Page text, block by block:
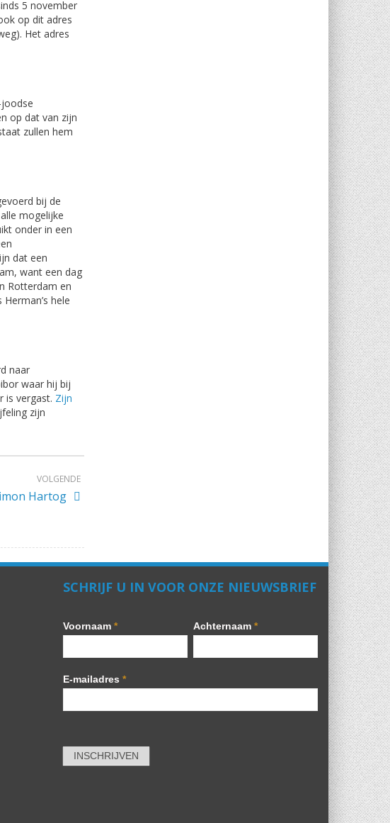
5 november
op dit adres
Het adres
op dat van zijn
zullen hem
bij de
mogelijke
onder in een
dat een
want een dag
Rotterdam en
hele
naar
waar hij bij
is vergast. Zijn
zijn
VOLGENDE
Hartog
SCHRIJF U IN VOOR ONZE NIEUWSBRIEF
Voornaam * Achternaam *
E-mailadres *
INSCHRIJVEN